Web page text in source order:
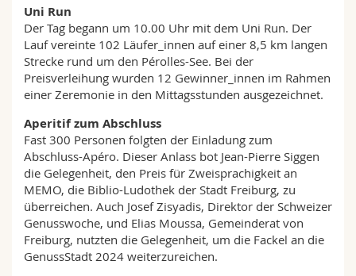
Uni Run
Der Tag begann um 10.00 Uhr mit dem Uni Run. Der
Lauf vereinte 102 Läufer_innen auf einer 8,5 km langen
Strecke rund um den Pérolles-See. Bei der
Preisverleihung wurden 12 Gewinner_innen im Rahmen
einer Zeremonie in den Mittagsstunden ausgezeichnet.
Aperitif zum Abschluss
Fast 300 Personen folgten der Einladung zum
Abschluss-Apéro. Dieser Anlass bot Jean-Pierre Siggen
die Gelegenheit, den Preis für Zweisprachigkeit an
MEMO, die Biblio-Ludothek der Stadt Freiburg, zu
überreichen. Auch Josef Zisyadis, Direktor der Schweizer
Genusswoche, und Elias Moussa, Gemeinderat von
Freiburg, nutzten die Gelegenheit, um die Fackel an die
GenussStadt 2024 weiterzureichen.